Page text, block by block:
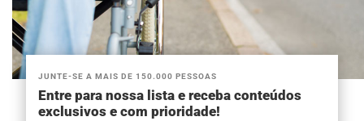
JUNTE-SE A MAIS DE 150.000 PESSOAS
Entre para nossa lista e receba conteúdos
exclusivos e com prioridade!